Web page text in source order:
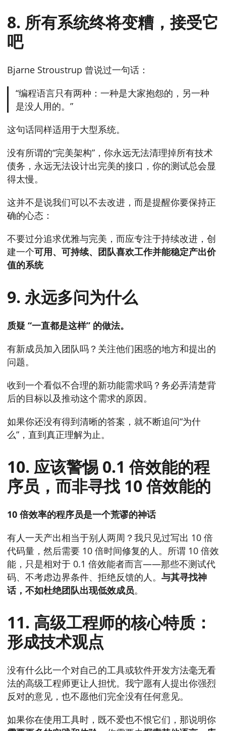
8. 所有系统终将变糟，接受它
吧
Bjarne Stroustrup 曾说过一句话：
“编程语言只有两种：一种是大家抱怨的，另一种
是没人用的。”
这句话同样适用于大型系统。
没有所谓的“完美架构”，你永远无法清理掉所有技术
债务，永远无法设计出完美的接口，你的测试总会显
得太慢。
这并不是说我们可以不去改进，而是提醒你要保持正
确的心态：
不要过分追求优雅与完美，而应专注于持续改进，创
建一个可用、可持续、团队喜欢工作并能稳定产出价
值的系统
9. 永远多问为什么
质疑 “一直都是这样” 的做法。
有新成员加入团队吗？关注他们困惑的地方和提出的
问题。
收到一个看似不合理的新功能需求吗？务必弄清楚背
后的目标以及推动这个需求的原因。
如果你还没有得到清晰的答案，就不断追问“为什
么”，直到真正理解为止。
10. 应该警惕 0.1 倍效能的程
序员，而非寻找 10 倍效能的
10 倍效率的程序员是一个荒谬的神话
有人一天产出相当于别人两周？我只见过写出 10 倍
代码量，然后需要 10 倍时间修复的人。所谓 10 倍效
能，只是相对于 0.1 倍效能者而言——那些不测试代
码、不考虑边界条件、拒绝反馈的人。 与其寻找神
话，不如杜绝团队出现低效成员。
11. 高级工程师的核心特质：
形成技术观点
没有什么比一个对自己的工具或软件开发方法毫无看
法的高级工程师更让人担忧。我宁愿有人提出你强烈
反对的意见，也不愿他们完全没有任何意见。
如果你在使用工具时，既不爱也不恨它们，那说明你